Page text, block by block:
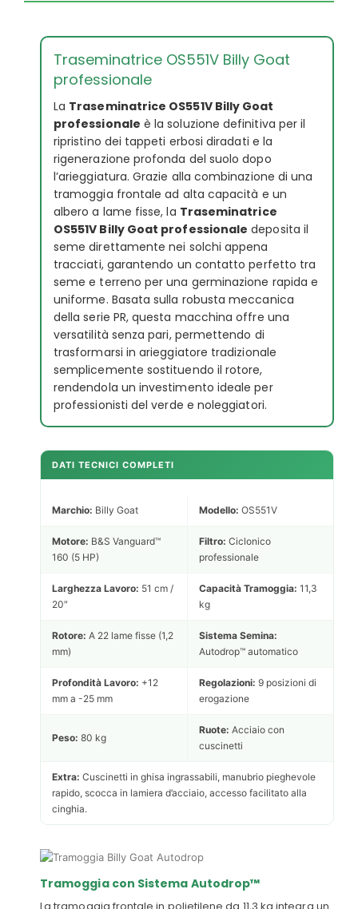
Traseminatrice OS551V Billy Goat
professionale
La Traseminatrice OS551V Billy Goat
professionale è la soluzione definitiva per il
ripristino dei tappeti erbosi diradati e la
rigenerazione profonda del suolo dopo
l’arieggiatura. Grazie alla combinazione di una
tramoggia frontale ad alta capacità e un
albero a lame fisse, la Traseminatrice
OS551V Billy Goat professionale deposita il
seme direttamente nei solchi appena
tracciati, garantendo un contatto perfetto tra
seme e terreno per una germinazione rapida e
uniforme. Basata sulla robusta meccanica
della serie PR, questa macchina offre una
versatilità senza pari, permettendo di
trasformarsi in arieggiatore tradizionale
semplicemente sostituendo il rotore,
rendendola un investimento ideale per
professionisti del verde e noleggiatori.
DATI TECNICI COMPLETI
Marchio: Billy Goat Modello: OS551V
Motore: B&S Vanguard™
160 (5 HP)
Filtro: Ciclonico
professionale
Larghezza Lavoro: 51 cm /
20″
Capacità Tramoggia: 11,3
kg
Rotore: A 22 lame fisse (1,2
mm)
Sistema Semina:
Autodrop™ automatico
Profondità Lavoro: +12
mm a -25 mm
Regolazioni: 9 posizioni di
erogazione
Peso: 80 kg
Ruote: Acciaio con
cuscinetti
Extra: Cuscinetti in ghisa ingrassabili, manubrio pieghevole
rapido, scocca in lamiera d’acciaio, accesso facilitato alla
cinghia.
Tramoggia con Sistema Autodrop™